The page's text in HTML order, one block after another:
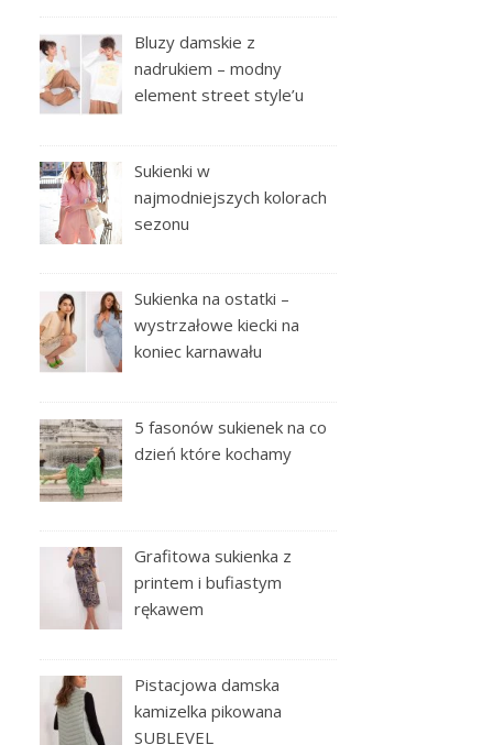
Bluzy damskie z
nadrukiem – modny
element street style’u
Sukienki w
najmodniejszych kolorach
sezonu
Sukienka na ostatki –
wystrzałowe kiecki na
koniec karnawału
5 fasonów sukienek na co
dzień które kochamy
Grafitowa sukienka z
printem i bufiastym
rękawem
Pistacjowa damska
kamizelka pikowana
SUBLEVEL